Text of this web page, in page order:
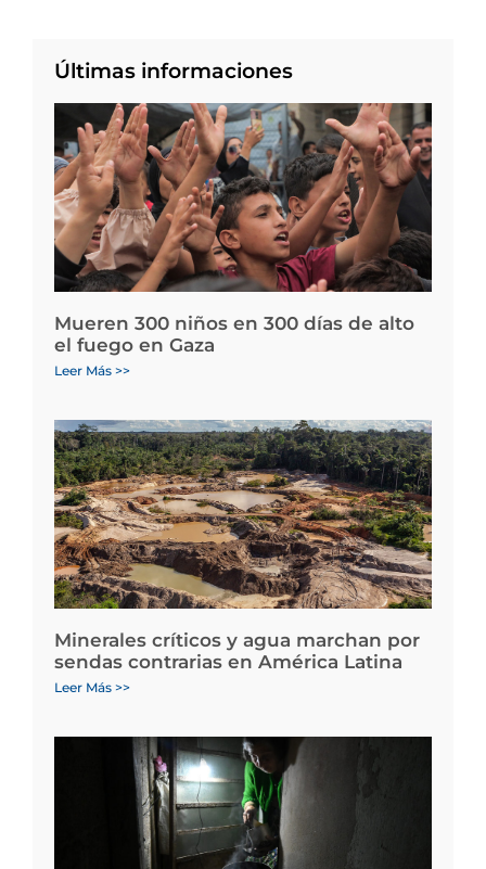
Últimas informaciones
Mueren 300 niños en 300 días de alto
el fuego en Gaza
Leer Más >>
Minerales críticos y agua marchan por
sendas contrarias en América Latina
Leer Más >>